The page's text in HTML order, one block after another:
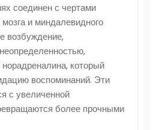
соединен с чертами
и миндалевидного
возбуждение,
норадреналина, который
воспоминаний. Эти
с увеличенной
более прочными